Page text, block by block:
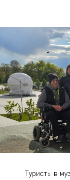
Туристы в